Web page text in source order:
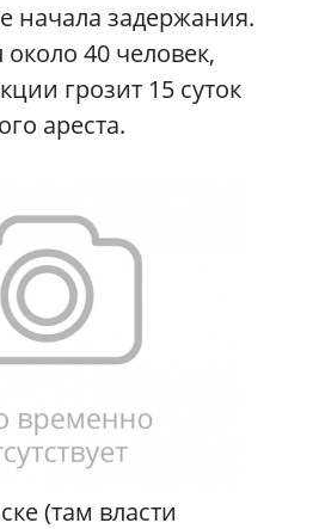
начала задержания.
40 человек,
грозит 15 суток
о ареста.
(там власти